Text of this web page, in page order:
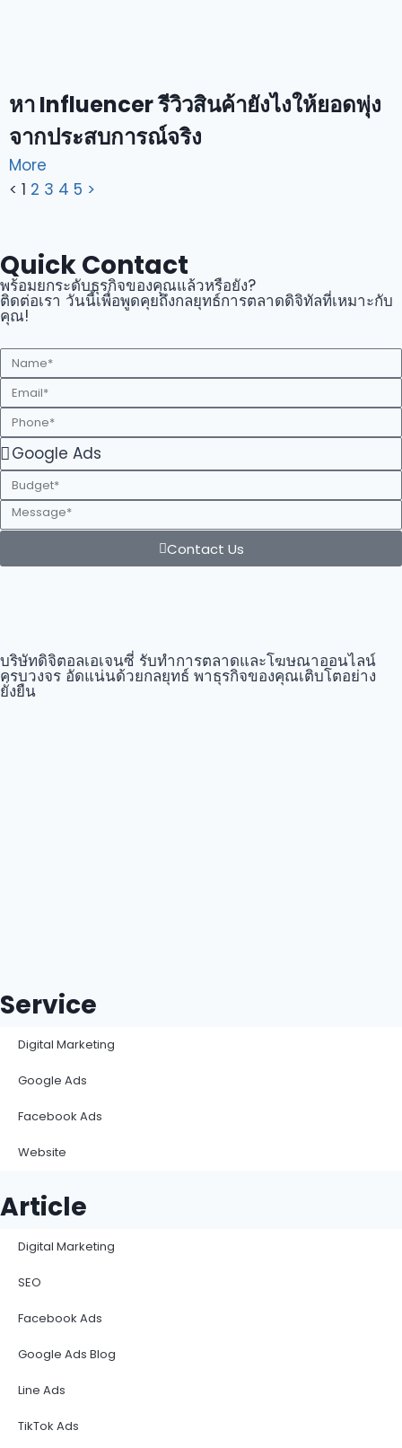
หา Influencer รีวิวสินค้ายังไงให้ยอดพุ่ง
จากประสบการณ์จริง
More
< 1 2 3 4 5 >
Quick Contact
พร้อมยกระดับธุรกิจของคุณแล้วหรือยัง?
ติดต่อเรา วันนี้เพื่อพูดคุยถึงกลยุทธ์การตลาดดิจิทัลที่เหมาะกับ
คุณ!
Contact Us
บริษัทดิจิตอลเอเจนซี่ รับทำการตลาดและโฆษณาออนไลน์
ครบวงจร อัดแน่นด้วยกลยุทธ์ พาธุรกิจของคุณเติบโตอย่าง
ยั่งยืน
Service
Digital Marketing
Google Ads
Facebook Ads
Website
Article
Digital Marketing
SEO
Facebook Ads
Google Ads Blog
Line Ads
TikTok Ads